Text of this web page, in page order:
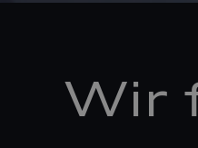
Wir